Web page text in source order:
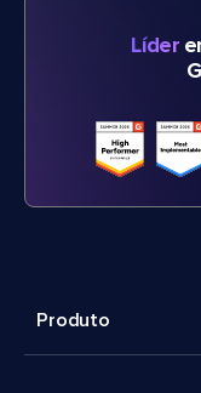
Líder
Produto